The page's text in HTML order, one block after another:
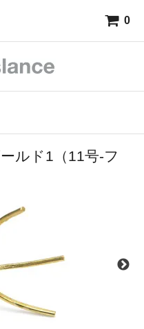
0
ルド1（11号-フ